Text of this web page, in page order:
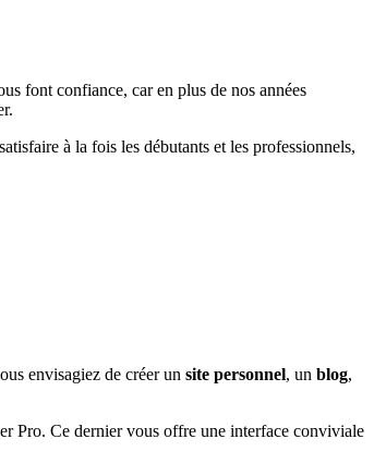
font confiance, car en plus de nos années
à la fois les débutants et les professionnels,
envisagiez de créer un site personnel, un blog,
Pro. Ce dernier vous offre une interface conviviale